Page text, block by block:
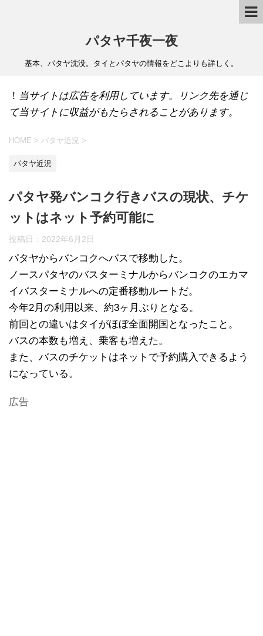
パタヤ千夜一夜
基本、パタヤ沈没。タイとパタヤの情報をどこよりも詳しく。
！ 当サイトは広告を利用しています。リンク先を通じ
て当サイトに収益がもたらされることがあります。
HOME > パタヤ近況 >
パタヤ近況
パタヤ発バンコク行きバスの現状、チケ
ットはネット予約可能に
投稿日： 2022年6月2日
パタヤからバンコクへバスで移動した。
ノースパタヤのバスターミナルからバンコクのエカマ
イバスターミナルへの定番移動ルートだ。
今年2月の利用以来、約3ヶ月ぶりとなる。
前回との違いはタイがほぼ全面開国となったこと。
バスの本数も増え、乗客も増えた。
また、バスのチケットはネットで予約購入できるよう
になっている。
広告